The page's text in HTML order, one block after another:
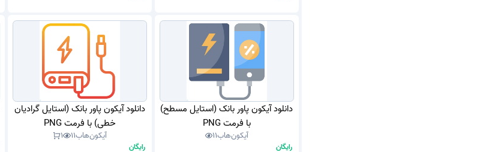
دانلود آیکون پاور بانک (استایل مسطح)
با فرمت PNG
آیکون‌هاب11
رایگان
دانلود آیکون پاور بانک (استایل گرادیان
خطی) با فرمت PNG
آیکون‌هاب11
1
رایگان